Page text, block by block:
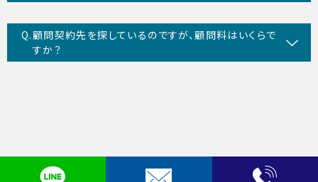
顧問契約先を探しているのですが、顧問料はいくらで
すか？